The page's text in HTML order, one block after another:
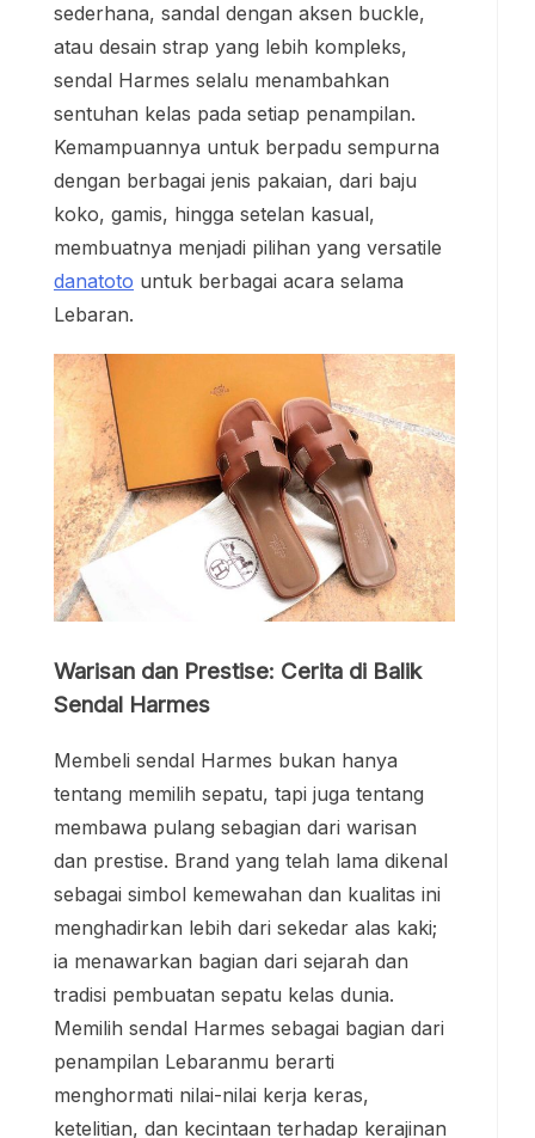
sederhana, sandal dengan aksen buckle,
atau desain strap yang lebih kompleks,
sendal Harmes selalu menambahkan
sentuhan kelas pada setiap penampilan.
Kemampuannya untuk berpadu sempurna
dengan berbagai jenis pakaian, dari baju
koko, gamis, hingga setelan kasual,
membuatnya menjadi pilihan yang versatile
danatoto untuk berbagai acara selama
Lebaran.
Warisan dan Prestise: Cerita di Balik
Sendal Harmes
Membeli sendal Harmes bukan hanya
tentang memilih sepatu, tapi juga tentang
membawa pulang sebagian dari warisan
dan prestise. Brand yang telah lama dikenal
sebagai simbol kemewahan dan kualitas ini
menghadirkan lebih dari sekedar alas kaki;
ia menawarkan bagian dari sejarah dan
tradisi pembuatan sepatu kelas dunia.
Memilih sendal Harmes sebagai bagian dari
penampilan Lebaranmu berarti
menghormati nilai-nilai kerja keras,
ketelitian, dan kecintaan terhadap kerajinan